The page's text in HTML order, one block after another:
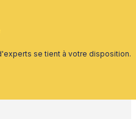
se tient à votre disposition.